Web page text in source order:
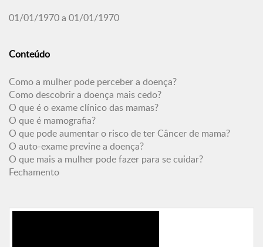
01/01/1970 a 01/01/1970
Conteúdo
Como a mulher pode perceber a doença?
Como descobrir a doença mais cedo?
O que é o exame clínico das mamas?
O que é mamografia?
O que pode aumentar o risco de ter Câncer de mama?
O auto-exame previne a doença?
O que mais a mulher pode fazer para se cuidar?
Fechamento